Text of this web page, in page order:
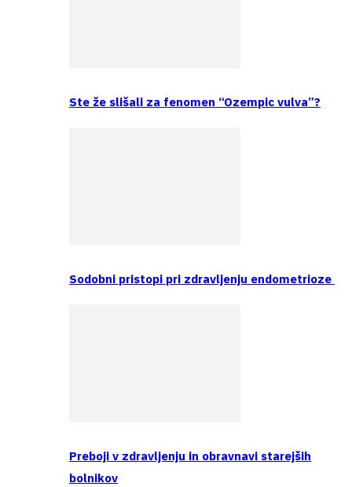
Ste že slišali za fenomen “Ozempic vulva”?
Sodobni pristopi pri zdravljenju endometrioze
Preboji v zdravljenju in obravnavi starejših
bolnikov